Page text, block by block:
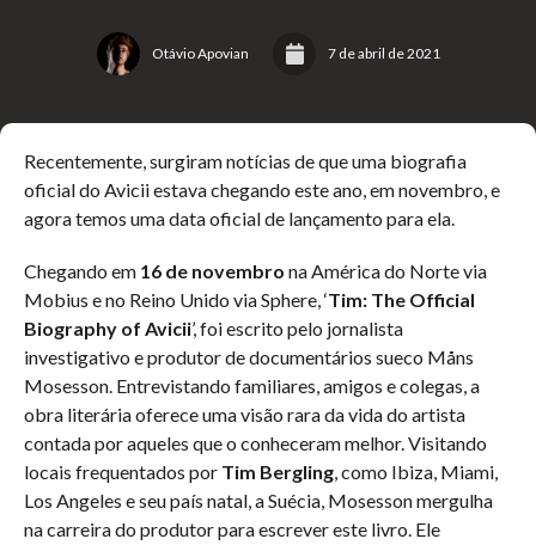
Otávio Apovian 7 de abril de 2021
Recentemente, surgiram notícias de que uma biografia
oficial do Avicii estava chegando este ano, em novembro, e
agora temos uma data oficial de lançamento para ela.
Chegando em 16 de novembro na América do Norte via
Mobius e no Reino Unido via Sphere, ‘Tim: The Official
Biography of Avicii’, foi escrito pelo jornalista
investigativo e produtor de documentários sueco Måns
Mosesson. Entrevistando familiares, amigos e colegas, a
obra literária oferece uma visão rara da vida do artista
contada por aqueles que o conheceram melhor. Visitando
locais frequentados por Tim Bergling, como Ibiza, Miami,
Los Angeles e seu país natal, a Suécia, Mosesson mergulha
na carreira do produtor para escrever este livro. Ele